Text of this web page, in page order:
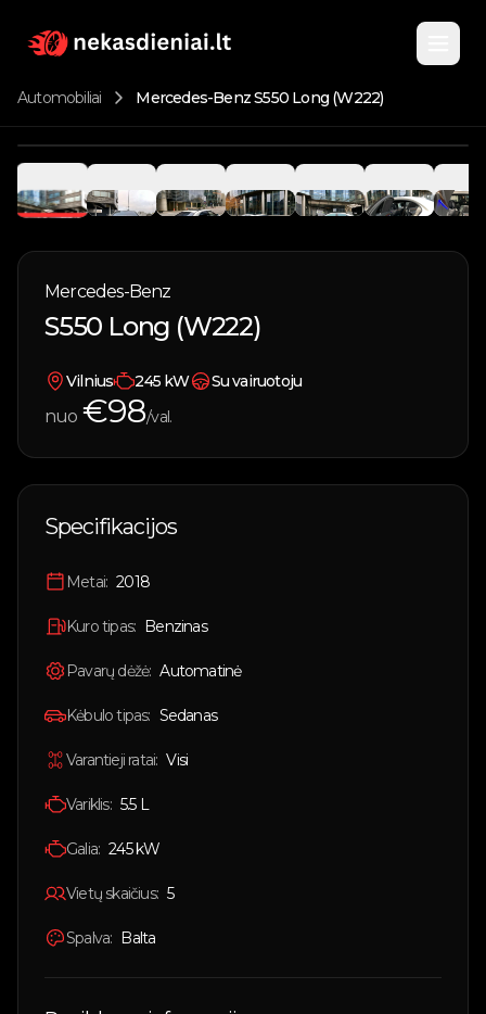
Katalogas
Parduodami automobiliai
Vandens transportas
Apie
Kontaktai
🇱🇹 Lietuvių
🇬🇧 English
Prisijungti
Automobiliai Mercedes-Benz S550 Long (W222)
Mercedes-Benz
S550 Long (W222)
Vilnius 245 kW Su vairuotoju
nuo €98/val.
Specifikacijos
Metai: 2018
Kuro tipas: Benzinas
Pavarų dėžė: Automatinė
Kėbulo tipas: Sedanas
Varantieji ratai: Visi
Variklis: 5.5 L
Galia: 245kW
Vietų skaičius: 5
Spalva: Balta